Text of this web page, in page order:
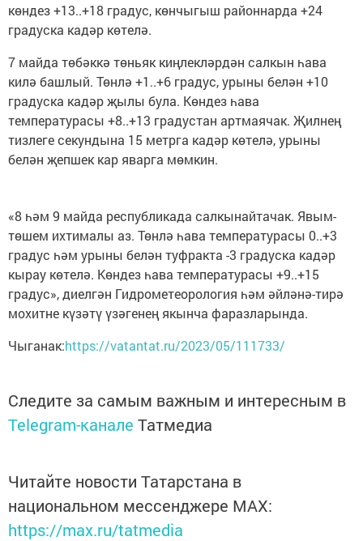
көндез +13..+18 градус, көнчыгыш районнарда +24
градуска кадәр көтелә.
7 майда төбәккә төньяк киңлекләрдән салкын һава
килә башлый. Төнлә +1..+6 градус, урыны белән +10
градуска кадәр җылы була. Көндез һава
температурасы +8..+13 градустан артмаячак. Җилнең
тизлеге секундына 15 метрга кадәр көтелә, урыны
белән җепшек кар яварга мөмкин.
«8 һәм 9 майда республикада салкынайтачак. Явым-
төшем ихтималы аз. Төнлә һава температурасы 0..+3
градус һәм урыны белән туфракта -3 градуска кадәр
кырау көтелә. Көндез һава температурасы +9..+15
градус», диелгән Гидрометеорология һәм әйләнә-тирә
мохитне күзәтү үзәгенең якынча фаразларында.
Чыганак:https://vatantat.ru/2023/05/111733/
Следите за самым важным и интересным в
Telegram-канале Татмедиа
Читайте новости Татарстана в
национальном мессенджере MАХ:
https://max.ru/tatmedia